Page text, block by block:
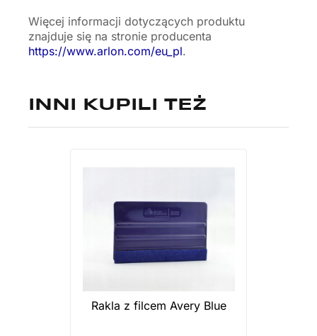
Więcej informacji dotyczących produktu
znajduje się na stronie producenta
https://www.arlon.com/eu_pl.
INNI KUPILI TEŻ
Rakla z filcem Avery Blue